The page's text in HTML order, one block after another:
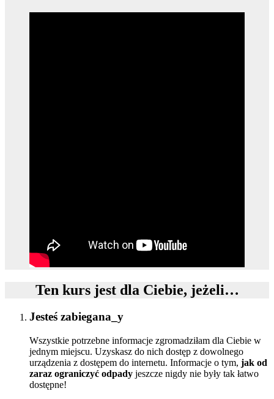
Ten kurs jest dla Ciebie, jeżeli…
Jesteś zabiegana_y
Wszystkie potrzebne informacje zgromadziłam dla Ciebie w
jednym miejscu. Uzyskasz do nich dostęp z dowolnego
urządzenia z dostępem do internetu. Informacje o tym, jak od
zaraz ograniczyć odpady jeszcze nigdy nie były tak łatwo
dostępne!